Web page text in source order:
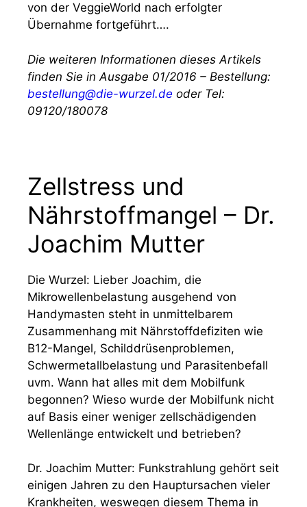
von der VeggieWorld nach erfolgter
Übernahme fortgeführt….
Die weiteren Informationen dieses Artikels
finden Sie in Ausgabe 01/2016 – Bestellung:
bestellung@die-wurzel.de oder Tel:
09120/180078
Zellstress und
Nährstoffmangel – Dr.
Joachim Mutter
Die Wurzel: Lieber Joachim, die
Mikrowellenbelastung ausgehend von
Handymasten steht in unmittelbarem
Zusammenhang mit Nährstoffdefiziten wie
B12-Mangel, Schilddrüsenproblemen,
Schwermetallbelastung und Parasitenbefall
uvm. Wann hat alles mit dem Mobilfunk
begonnen? Wieso wurde der Mobilfunk nicht
auf Basis einer weniger zellschädigenden
Wellenlänge entwickelt und betrieben?
Dr. Joachim Mutter: Funkstrahlung gehört seit
einigen Jahren zu den Hauptursachen vieler
Krankheiten, weswegen diesem Thema in